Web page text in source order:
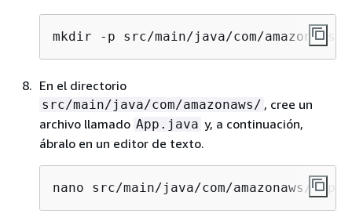
mkdir -p src/main/java/com/amazonaws/
En el directorio
src/main/java/com/amazonaws/ , cree un
archivo llamado App.java y, a continuación,
ábralo en un editor de texto.
nano src/main/java/com/amazonaws/